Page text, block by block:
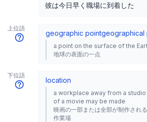
彼は今日早く職場に到着した
上位語
geographic pointgeographical
a point on the surface of the
地球の表面の一点
下位語
location
a workplace away from a
of a movie may be made
映画の一部または全部が制作され
作業場